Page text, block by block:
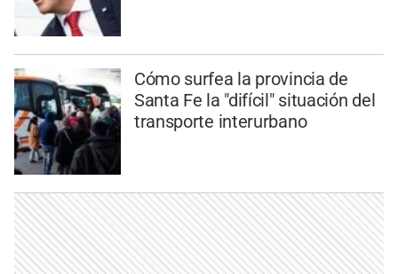
Cómo surfea la provincia de
Santa Fe la "difícil" situación del
transporte interurbano